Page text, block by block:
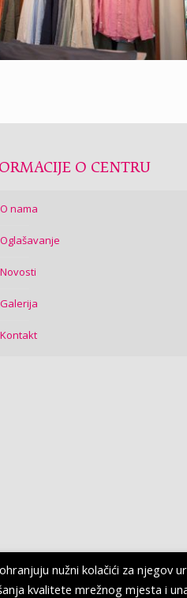
O CENTRU
O nama
Oglašavanje
Novosti
Galerija
Kontakt
nužni kolačići za njegov
kvalitete mrežnog mjesta i